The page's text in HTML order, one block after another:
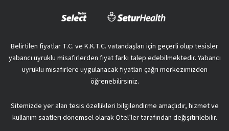
Belirtilen fiyatlar T.C. ve K.K.T.C. vatandaşları için geçerli olup tesisler
yabancı uyruklu misafirlerden fiyat farkı talep edebilmektedir. Yabancı
uyruklu misafirlere uygulanacak fiyatları çağrı merkezimizden
öğrenebilirsiniz.
Sitemizde yer alan tesis özellikleri bilgilendirme amaçlıdır, hizmet ve
kullanım saatleri dönemsel olarak Otel’ler tarafından değişitirilebilir.